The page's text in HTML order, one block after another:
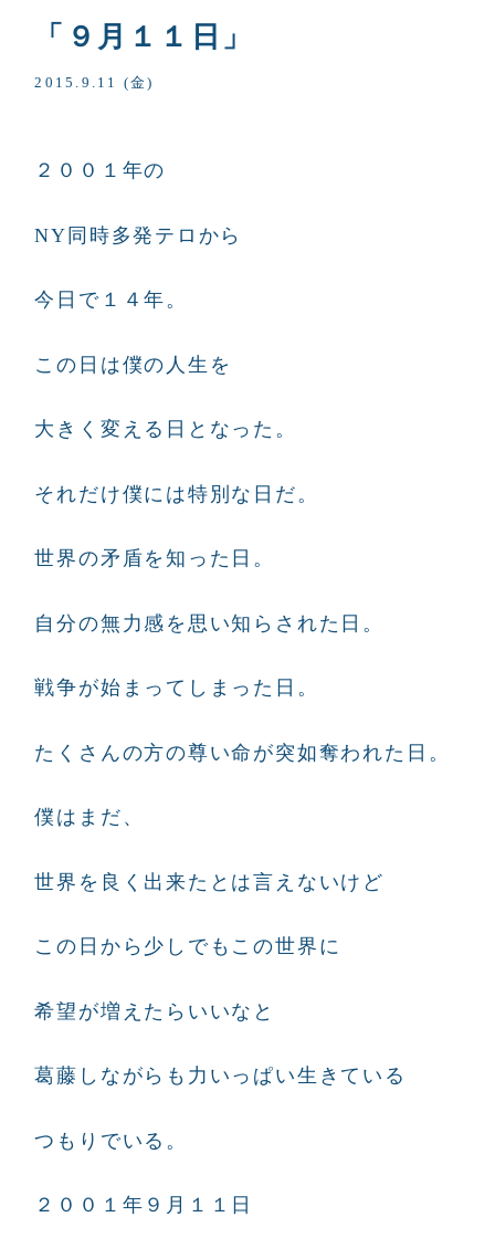
「９月１１日」
2015.9.11 (金)
２００１年の
NY同時多発テロから
今日で１４年。
この日は僕の人生を
大きく変える日となった。
それだけ僕には特別な日だ。
世界の矛盾を知った日。
自分の無力感を思い知らされた日。
戦争が始まってしまった日。
たくさんの方の尊い命が突如奪われた日。
僕はまだ、
世界を良く出来たとは言えないけど
この日から少しでもこの世界に
希望が増えたらいいなと
葛藤しながらも力いっぱい生きている
つもりでいる。
２００１年９月１１日